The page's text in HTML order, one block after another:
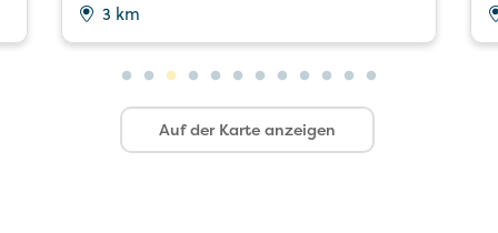
3 km
Auf der Karte anzeigen